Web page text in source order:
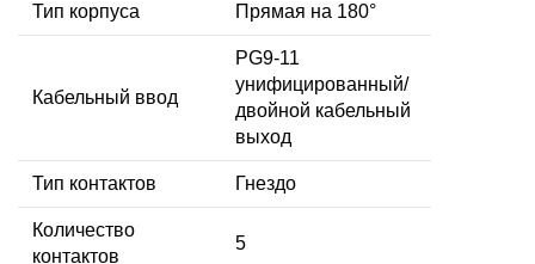
Тип корпуса Прямая на 180°
Кабельный ввод
PG9-11
унифицированный/
двойной кабельный
выход
Тип контактов Гнездо
Количество
контактов
5